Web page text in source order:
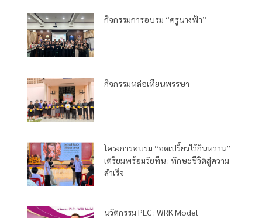
กิจกรรมการอบรม “ครูนางฟ้า”
กิจกรรมหล่อเทียนพรรษา
โครงการอบรม “อดเปรี้ยวไว้กินหวาน”
เตรียมพร้อมวัยทีน : ทักษะชีวิตสู่ความ
สำเร็จ
นวัตกรรม PLC : WRK Model